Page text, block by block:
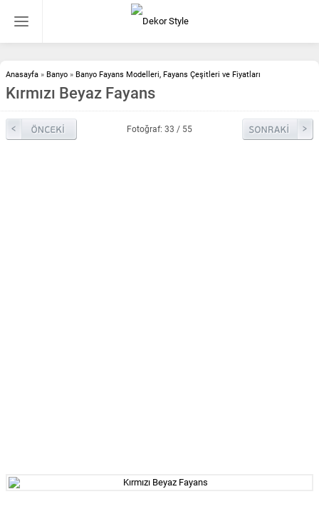
Anasayfa » Banyo » Banyo Fayans Modelleri, Fayans Çeşitleri ve Fiyatları
Kırmızı Beyaz Fayans
Fotoğraf: 33 / 55